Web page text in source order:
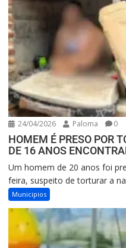
24/04/2026 Paloma 0
HOMEM É PRESO POR
DE 16 ANOS
Um homem de 20 anos foi
feira, suspeito de torturar a
Municipios